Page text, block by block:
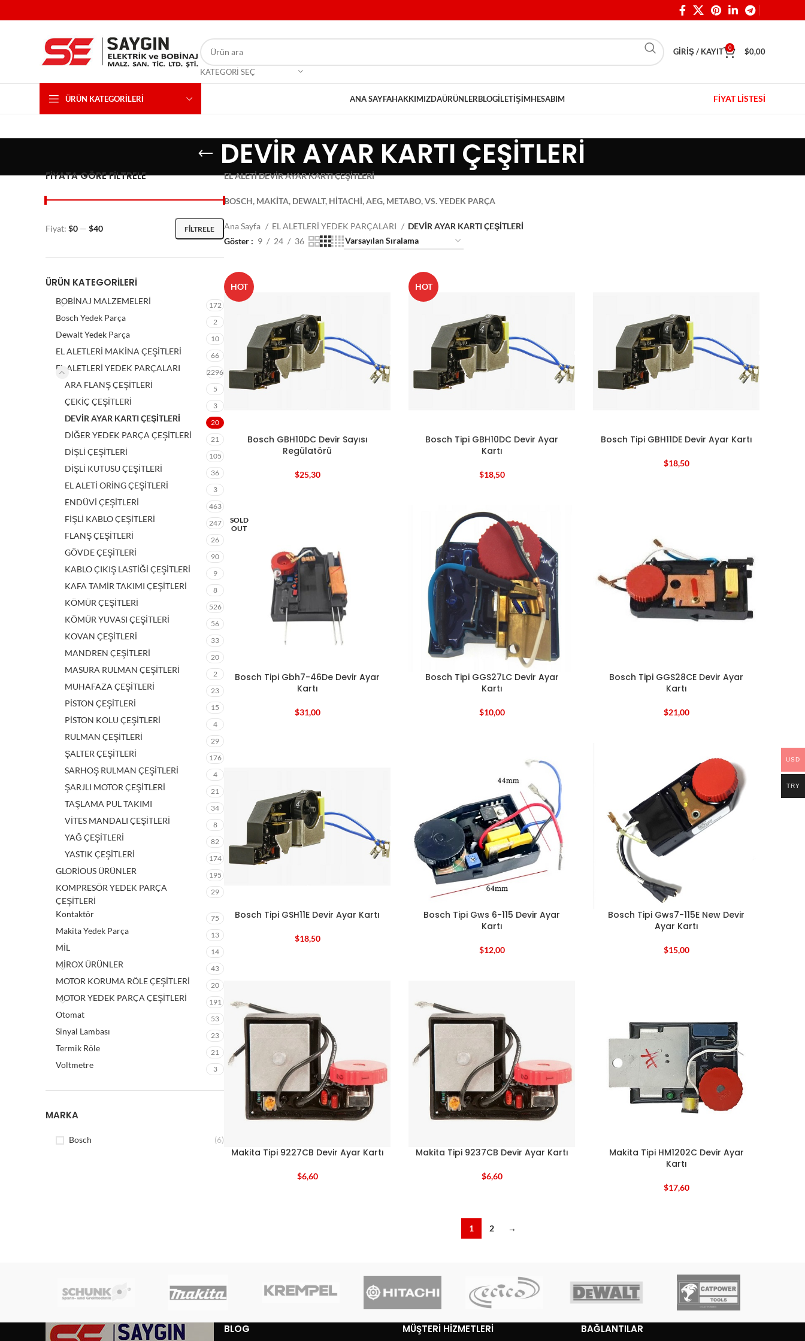
KATEGORI SEÇ
GIRIŞ / KAYIT 0 $0,00
ÜRÜN KATEGORILERI ANA SAYFAHAKKIMIZDAÜRÜNLERBLOGİLETIŞIMHESABIM FİYAT LİSTESİ
DEVİR AYAR KARTI ÇEŞİTLERİ
FIYATA GÖRE FILTRELE
FILTRELE
Fiyat: $0 — $40
ÜRÜN KATEGORILERI
BOBİNAJ MALZEMELERİ 172
Bosch Yedek Parça 2
Dewalt Yedek Parça 10
EL ALETLERİ MAKİNA ÇEŞİTLERİ 66
EL ALETLERİ YEDEK PARÇALARI 2296
ARA FLANŞ ÇEŞİTLERİ 5
ÇEKİÇ ÇEŞİTLERİ 3
DEVİR AYAR KARTI ÇEŞİTLERİ 20
DİĞER YEDEK PARÇA ÇEŞİTLERİ 21
DİŞLİ ÇEŞİTLERİ 105
DİŞLİ KUTUSU ÇEŞİTLERİ 36
EL ALETİ ORİNG ÇEŞİTLERİ 3
ENDÜVİ ÇEŞİTLERİ 463
FİŞLİ KABLO ÇEŞİTLERİ 247
FLANŞ ÇEŞİTLERİ 26
GÖVDE ÇEŞİTLERİ 90
KABLO ÇIKIŞ LASTİĞİ ÇEŞİTLERİ 9
KAFA TAMİR TAKIMI ÇEŞİTLERİ 8
KÖMÜR ÇEŞİTLERİ 526
KÖMÜR YUVASI ÇEŞİTLERİ 56
KOVAN ÇEŞİTLERİ 33
MANDREN ÇEŞİTLERİ 20
MASURA RULMAN ÇEŞİTLERİ 2
MUHAFAZA ÇEŞİTLERİ 23
PİSTON ÇEŞİTLERİ 15
PİSTON KOLU ÇEŞİTLERİ 4
RULMAN ÇEŞİTLERİ 29
ŞALTER ÇEŞİTLERİ 176
SARHOŞ RULMAN ÇEŞİTLERİ 4
ŞARJLI MOTOR ÇEŞİTLERİ 21
TAŞLAMA PUL TAKIMI 34
VİTES MANDALI ÇEŞİTLERİ 8
YAĞ ÇEŞİTLERİ 82
YASTIK ÇEŞİTLERİ 174
GLORİOUS ÜRÜNLER 195
KOMPRESÖR YEDEK PARÇA
ÇEŞİTLERİ
29
Kontaktör 75
Makita Yedek Parça 13
MİL 14
MİROX ÜRÜNLER 43
MOTOR KORUMA RÖLE ÇEŞİTLERİ 20
MOTOR YEDEK PARÇA ÇEŞİTLERİ 191
Otomat 53
Sinyal Lambası 23
Termik Röle 21
Voltmetre 3
MARKA
Bosch (6)
EL ALETİ DEVİR AYAR KARTI ÇEŞİTLERİ
BOSCH, MAKİTA, DEWALT, HİTACHİ, AEG, METABO, VS. YEDEK PARÇA
Ana Sayfa EL ALETLERİ YEDEK PARÇALARI
DEVİR AYAR KARTI ÇEŞİTLERİ
Göster
9 24 36
HOT
Bosch GBH10DC Devir Sayısı
Regülatörü
$25,30
HOT
Bosch Tipi GBH10DC Devir Ayar
Kartı
$18,50
Bosch Tipi GBH11DE Devir Ayar Kartı
$18,50
SOLD
OUT
Bosch Tipi Gbh7-46De Devir Ayar
Kartı
$31,00
Bosch Tipi GGS27LC Devir Ayar
Kartı
$10,00
Bosch Tipi GGS28CE Devir Ayar
Kartı
$21,00
Bosch Tipi GSH11E Devir Ayar Kartı
$18,50
Bosch Tipi Gws 6-115 Devir Ayar
Kartı
$12,00
Bosch Tipi Gws7-115E New Devir
Ayar Kartı
$15,00
Makita Tipi 9227CB Devir Ayar Kartı
$6,60
Makita Tipi 9237CB Devir Ayar Kartı
$6,60
Makita Tipi HM1202C Devir Ayar
Kartı
$17,60
1 2 →
BLOG MÜŞTERI HIZMETLERI BAĞLANTILAR
USD
TRY